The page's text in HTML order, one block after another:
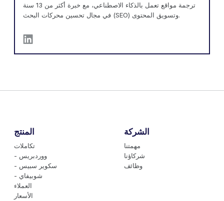
ترجمة مواقع تعمل بالذكاء الاصطناعي، مع خبرة أكثر من 13 سنة
في مجال تحسين محركات البحث (SEO) وتسويق المحتوى.
المنتج
تكاملات
- ووردبريس
- سكوير سبيس
- شوبيفاي
العملاء
الأسعار
الشركة
مهمتنا
شركاؤنا
وظائف